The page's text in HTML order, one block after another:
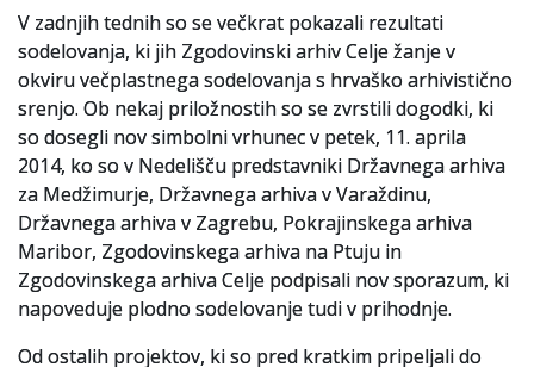
Vloga za čitalnico
Vodnik po fondih in zbirkah
VAČ – VIRTUALNA ARHIVSKA ČITALNICA
Za ustvarjalce
Strokovna usposabljanja za uslužbence
Gradivo
V zadnjih tednih so se večkrat pokazali rezultati
sodelovanja, ki jih Zgodovinski arhiv Celje žanje v
okviru večplastnega sodelovanja s hrvaško arhivistično
srenjo. Ob nekaj priložnostih so se zvrstili dogodki, ki
so dosegli nov simbolni vrhunec v petek, 11. aprila
2014, ko so v Nedelišču predstavniki Državnega arhiva
za Medžimurje, Državnega arhiva v Varaždinu,
Državnega arhiva v Zagrebu, Pokrajinskega arhiva
Maribor, Zgodovinskega arhiva na Ptuju in
Zgodovinskega arhiva Celje podpisali nov sporazum, ki
napoveduje plodno sodelovanje tudi v prihodnje.
Od ostalih projektov, ki so pred kratkim pripeljali do